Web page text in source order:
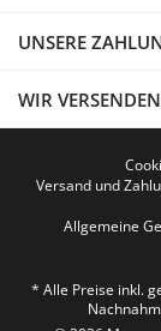
UNSERE
WIR
Versand und
Allgemeine
* Alle Preise inkl.